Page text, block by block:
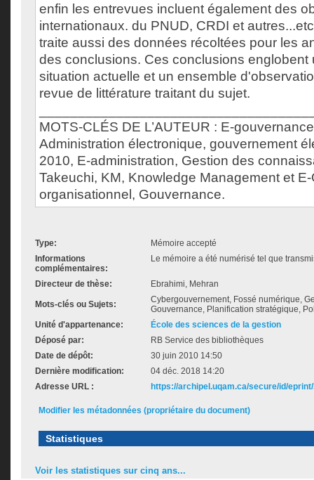
enfin les entrevues incluent également des
internationaux. du PNUD, CRDI et
traite aussi des données récoltées pour les
des conclusions. Ces conclusions englobent
situation actuelle et un ensemble
revue de littérature traitant du sujet.
MOTS-CLÉS DE L’AUTEUR : E-
Administration électronique, gouvernement
2010, E-administration, Gestion des
Takeuchi, KM, Knowledge Management et
organisationnel, Gouvernance.
Type:
Mémoire accepté
Informations
complémentaires:
Le mémoire a été numérisé tel que
Directeur de thèse: Ebrahimi, Mehran
Mots-clés ou Sujets:
Cybergouvernement, Fossé numérique,
Gouvernance, Planification stratégique,
Unité d'appartenance:
École des sciences de la gestion
Déposé par:
RB Service des bibliothèques
Date de dépôt:
30 juin 2010 14:50
Dernière modification:
04 déc. 2018 14:20
Adresse URL :
https://archipel.uqam.ca/secure/id/
Modifier les métadonnées (propriétaire du document)
Statistiques
Voir les statistiques sur cinq ans...